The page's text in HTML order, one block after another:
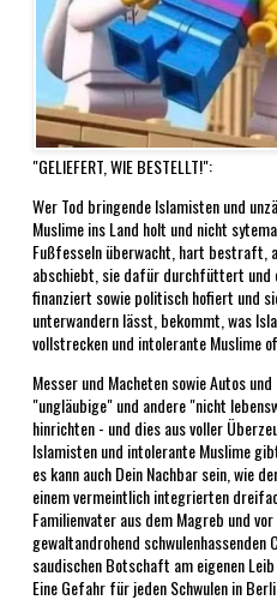
"GELIEFERT, WIE BESTELLT!":
Wer Tod bringende Islamisten und
Muslime ins Land holt und nicht
Fußfesseln überwacht, hart bestraft,
abschiebt, sie dafür durchfüttert und
finanziert sowie politisch hofiert und
unterwandern lässt, bekommt, was
vollstrecken und intolerante Muslime
Messer und Macheten sowie Autos
"ungläubige" und andere "nicht
hinrichten - und dies aus voller
Islamisten und intolerante Muslime
es kann auch Dein Nachbar sein, wie
einem vermeintlich integrierten
Familienvater aus dem Magreb und
gewaltandrohend schwulenhassenden
saudischen Botschaft am eigenen
Eine Gefahr für jeden Schwulen in